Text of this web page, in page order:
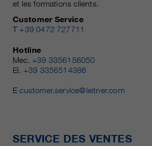
et les formations clients.
Customer Service
T +39 0472 727711
Hotline
Mec. +39 3356156050
El. +39 3356514386
Ecustomer.service@leitner.com
SERVICE DES VENTES